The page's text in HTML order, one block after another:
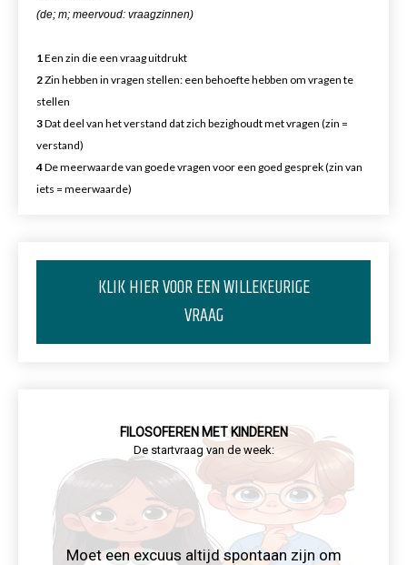
(de; m; meervoud: vraagzinnen)
1Een zin die een vraag uitdrukt
2Zin hebben in vragen stellen: een behoefte hebben om vragen te
stellen
3Dat deel van het verstand dat zich bezighoudt met vragen (zin =
verstand)
4De meerwaarde van goede vragen voor een goed gesprek (zin van
iets = meerwaarde)
KLIK HIER VOOR EEN WILLEKEURIGE
VRAAG
FILOSOFEREN MET KINDEREN
De startvraag van de week:
Moet een excuus altijd spontaan zijn om